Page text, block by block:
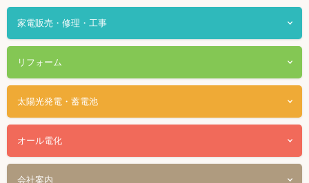
家電販売・修理・工事
リフォーム
太陽光発電・蓄電池
オール電化
会社案内